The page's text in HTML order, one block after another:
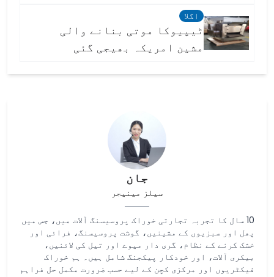
جان
سیلز مینیجر
10 سال کا تجربہ تجارتی خوراک پروسیسنگ آلات میں، جس میں
پھل اور سبزیوں کے مشینیں، گوشت پروسیسنگ، فرائی اور
خشک کرنے کے نظام، گری دار میوے اور تیل کی لائنیں،
بیکری آلات، اور خودکار پیکجنگ شامل ہیں۔ ہم خوراک
فیکٹریوں اور مرکزی کچن کے لیے حسب ضرورت مکمل حل فراہم
اگلا
ٹیپیوکا موتی بنانے والی
مشین امریکہ بھیجی گئی